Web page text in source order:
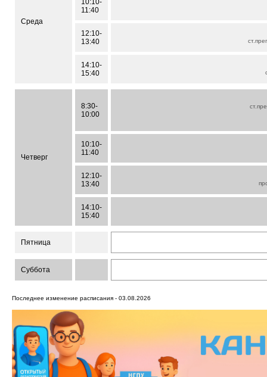
Среда
10:10-
11:40
12:10-
13:40
14:10-
15:40
Четверг
8:30-
10:00
10:10-
11:40
12:10-
13:40
14:10-
15:40
Пятница
Суббота
Последнее изменение расписания - 03.08.2026